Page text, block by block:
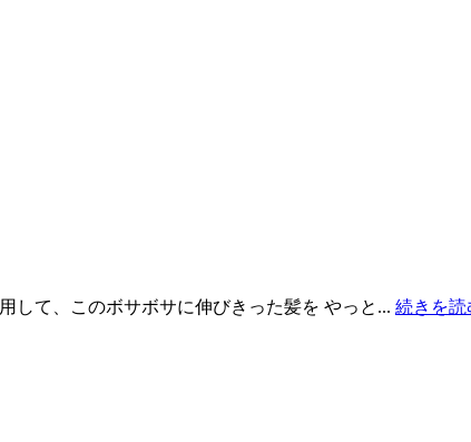
して、このボサボサに伸びきった髪を やっと... 続きを読